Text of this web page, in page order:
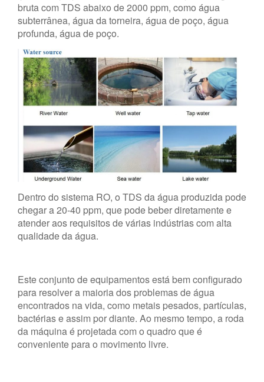
bruta com TDS abaixo de 2000 ppm, como água
subterrânea, água da torneira, água de poço, água
profunda, água de poço.
Dentro do sistema RO, o TDS da água produzida pode
chegar a 20-40 ppm, que pode beber diretamente e
atender aos requisitos de várias indústrias com alta
qualidade da água.
Este conjunto de equipamentos está bem configurado
para resolver a maioria dos problemas de água
encontrados na vida, como metais pesados, partículas,
bactérias e assim por diante. Ao mesmo tempo, a roda
da máquina é projetada com o quadro que é
conveniente para o movimento livre.